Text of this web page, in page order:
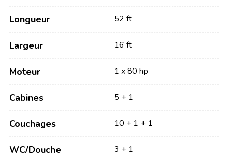
Longueur 52 ft
Largeur 16 ft
Moteur 1 x 80 hp
Cabines 5 + 1
Couchages 10 + 1 + 1
WC/Douche 3 + 1